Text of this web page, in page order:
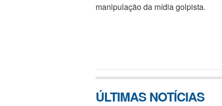
manipulação da mídia golpista.
ÚLTIMAS NOTÍCIAS